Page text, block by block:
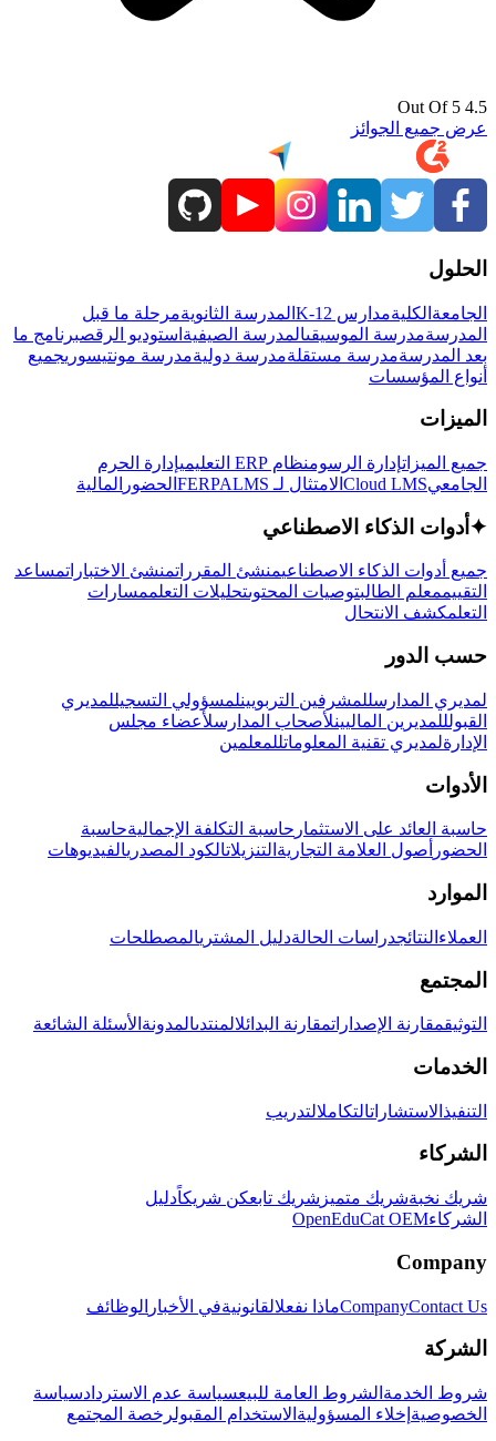
4.5 Out Of 5
عرض جميع الجوائز
الحلول
الجامعة الكليةمدارس K-12 المدرسة الثانويةمرحلة ما قبل
المدرسةمدرسة الموسيقىالمدرسة الصيفية استوديو الرقصبرنامج ما
بعد المدرسةمدرسة مستقلةمدرسة دوليةمدرسة مونتيسوريجميع
أنواع المؤسسات
الميزات
جميع الميزاتإدارة الرسومنظام ERP التعليمي
إدارة الحرم
الجامعيCloud LMS الامتثال لـ FERPA LMS الحضور المالية
✦ أدوات الذكاء الاصطناعي
جميع أدوات الذكاء الاصطناعيمنشئ المقرراتمنشئ الاختباراتمساعد
التقييممعلم الطالبتوصيات المحتوىتحليلات التعلممسارات
التعلمكشف الانتحال
حسب الدور
لمديري المدارسللمشرفين التربويينلمسؤولي التسجيللمديري
القبولللمديرين الماليينلأصحاب المدارسلأعضاء مجلس
الإدارةلمديري تقنية المعلوماتللمعلمين
الأدوات
حاسبة العائد على الاستثمار حاسبة التكلفة الإجماليةحاسبة
الحضور أصول العلامة التجارية التنزيلاتالكود المصدريالفيديوهات
الموارد
العملاء النتائجدراسات الحالةدليل المشتريالمصطلحات
المجتمع
التوثيقمقارنة الإصداراتمقارنة البدائلالمنتدىالمدونة الأسئلة الشائعة
الخدمات
التنفيذ الاستشاراتالتكاملالتدريب
الشركاء
شريك نخبةشريك متميز شريك تابعكن شريكاًدليل
الشركاءOpenEduCat OEM
Company
CompanyContact Us ماذا نفعلالقانونيةفي الأخبار الوظائف
الشركة
شروط الخدمة الشروط العامة للبيعسياسة عدم الاستردادسياسة
الخصوصية إخلاء المسؤولية الاستخدام المقبولرخصة المجتمع